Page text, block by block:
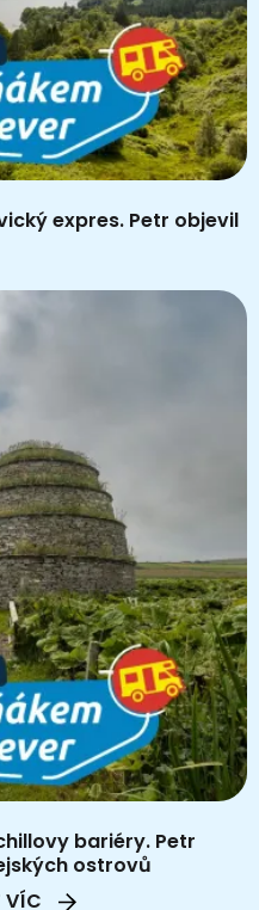
expres. Petr objevil
bariéry. Petr
ostrovů
VÍC